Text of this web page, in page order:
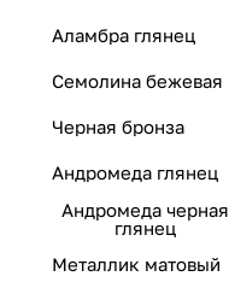
Аламбра глянец
Семолина бежевая
Черная бронза
Андромеда глянец
Андромеда черная
глянец
Металлик матовый